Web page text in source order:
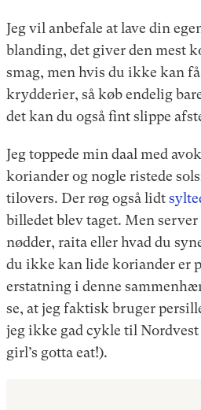
Jeg vil anbefale at lave din
blanding, det giver den mest
smag, men hvis du ikke kan
krydderier, så køb endelig
det kan du også fint slippe
Jeg toppede min daal med
koriander og nogle ristede
tilovers. Der røg også lidt
billedet blev taget. Men
nødder, raita eller hvad du
du ikke kan lide koriander er
erstatning i denne
se, at jeg faktisk bruger
jeg ikke gad cykle til
girl’s gotta eat!).